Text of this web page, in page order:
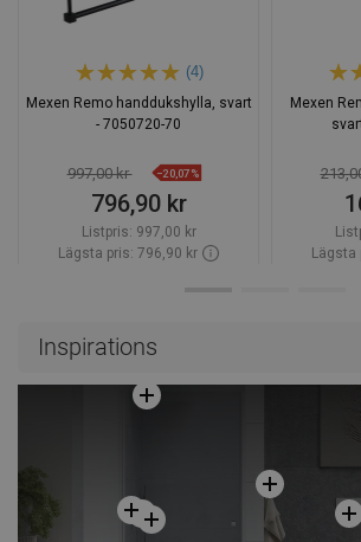
(4)
Mexen Remo handdukshylla, svart
- 7050720-70
997,00 kr −20,07%
796,90 kr
Listpris: 997,00 kr
Lägsta pris: 796,90 kr
Mexen
Lägsta
Inspirations